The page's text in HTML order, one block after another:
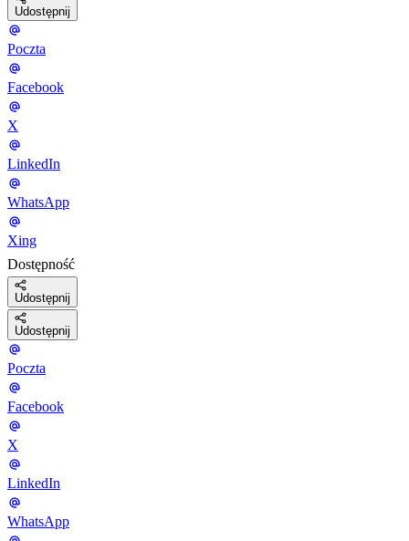
Udostępnij
Poczta
Facebook
X
LinkedIn
WhatsApp
Xing
Dostępność
Udostępnij
Udostępnij
Poczta
Facebook
X
LinkedIn
WhatsApp